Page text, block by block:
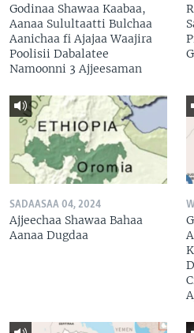
Godinaa Shawaa Kaabaa,
Aanaa Sulultaatti Bulchaa
Aanichaa fi Ajajaa Waajira
Poolisii Dabalatee
Namoonni 3 Ajjeesaman
SADAASAA 04, 2024
Ajjeechaa Shawaa Bahaa
Aanaa Dugdaa